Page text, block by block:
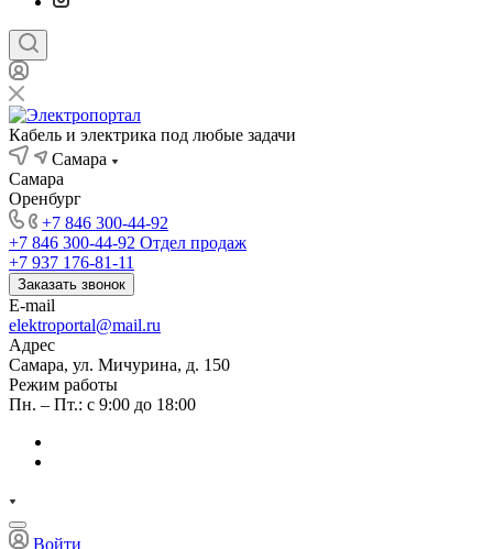
Кабель и электрика под любые задачи
Самара
Самара
Оренбург
+7 846 300-44-92
+7 846 300-44-92 Отдел продаж
+7 937 176-81-11
Заказать звонок
E-mail
elektroportal@mail.ru
Адрес
Самара, ул. Мичурина, д. 150
Режим работы
Пн. – Пт.: с 9:00 до 18:00
Войти